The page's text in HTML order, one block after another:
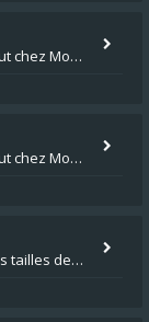
Bonjour, pour les gicleurs, vous avez tout chez Motokristen à Bar sur Aube. https://www.motokristen.fr/ On peut aussi
Bonjour, pour les gicleurs, vous avez tout chez Motokristen à Bar sur Aube. https://www.motokristen.fr/produits/4946-l
Les chiffres que tu donnes, c'est bien les tailles de gicleur ? Par contre tes "-2 tours" à quoi correspondent t'ils ?